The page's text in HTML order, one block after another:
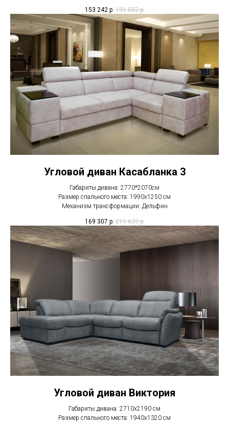
153 242 р. 191 552 р.
Угловой диван Касабланка 3
Габариты дивана: 2770*2070см
Размер спального места: 1990х1250 см
Механизм трансформации: Дельфин
169 307 р. 211 633 р.
Угловой диван Виктория
Габариты дивана: 2710х2190 см
Размер спального места: 1940х1320 см